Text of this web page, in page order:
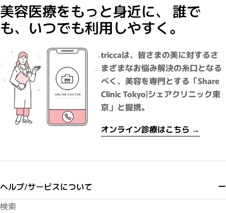
美容医療をもっと身近に、 誰で
も、いつでも利用しやすく。
triccaは、皆さまの美に対するさ
まざまなお悩み解決の糸口となる
べく、美容を専門とする「Share
Clinic Tokyo|シェアクリニック東
京」と提携。
オンライン診療はこちら →
ヘルプ/サービスについて
検索